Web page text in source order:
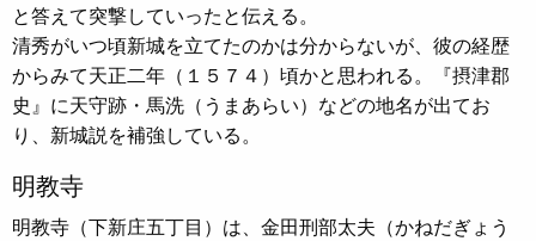
と答えて突撃していったと伝える。
清秀がいつ頃新城を立てたのかは分からないが、彼の経歴
からみて天正二年（１５７４）頃かと思われる。『摂津郡
史』に天守跡・馬洗（うまあらい）などの地名が出てお
り、新城説を補強している。
明教寺
明教寺（下新庄五丁目）は、金田刑部太夫（かねだぎょう